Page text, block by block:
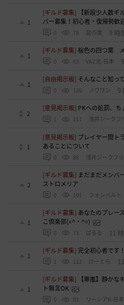
1
[ギルド募集]
【新設少人数
バー募集！初心者・復帰勢歓
0 78 鼠の巣 9 時
1
[ギルド募集]桜色の四つ葉
0 63 VAZ光-日本
1
[自由掲示板] そんなこと知っ
0 130 ノウワン 9
2
[意見掲示板] PKへの処罰、
1 111 浅井ジークフ
1
[意見掲示板] プレイヤー間ト
あることについて
0 88 浅井ジークフ
2
[ギルド募集] まだまだメン
ストロメリア
0 101 フォンバルト
1
[ギルド募集] あなたのプレー
こ倶楽部(=^・^=)
0 73 ぱるる 11
1
[ギルド募集] 完全初心者です
1 112 けーとら
1
[ギルド募集]
【華嵐】静か
ト無言OK
0 93 リーシアR-日本